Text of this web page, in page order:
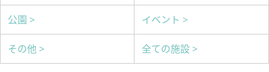
公園 > イベント >
その他 > 全ての施設 >